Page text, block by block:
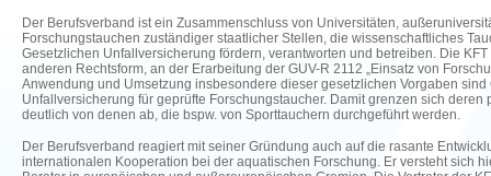
Der Berufsverband ist ein Zusammenschluss von Universitäten,
Forschungstauchen zuständiger staatlicher Stellen, die wissenschaftliches
Gesetzlichen Unfallversicherung fördern, verantworten und betreiben. Die
anderen Rechtsform, an der Erarbeitung der GUV-R 2112 „Einsatz von
Anwendung und Umsetzung insbesondere dieser gesetzlichen Vorgaben
Unfallversicherung für geprüfte Forschungstaucher. Damit grenzen sich
deutlich von denen ab, die bspw. von Sporttauchern durchgeführt werden.
Der Berufsverband reagiert mit seiner Gründung auch auf die rasante
internationalen Kooperation bei der aquatischen Forschung. Er versteht sich